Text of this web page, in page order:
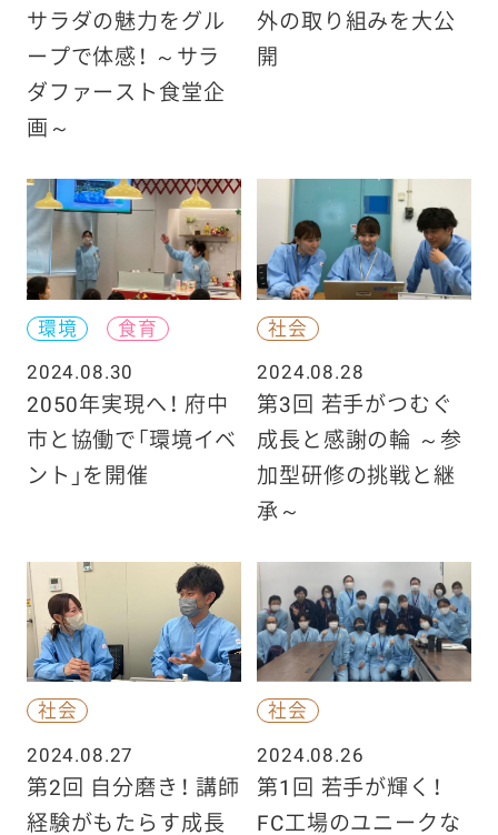
サラダの魅力をグル
ープで体感！ ～サラ
ダファースト食堂企
画～
外の取り組みを大公
開
環境
食育
2024.08.30
2050年実現へ！ 府中
市と協働で「環境イベ
ント」を開催
社会
2024.08.28
第3回 若手がつむぐ
成長と感謝の輪 ～参
加型研修の挑戦と継
承～
社会
2024.08.27
第2回 自分磨き！ 講師
経験がもたらす成長
社会
2024.08.26
第1回 若手が輝く！
FC工場のユニークな